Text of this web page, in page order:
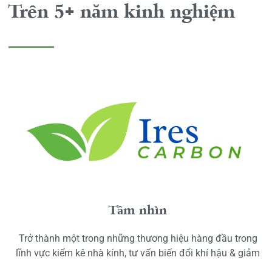
Trên 5+ năm kinh nghiệm
Tầm nhìn
Trở thành một trong những thương hiệu hàng đầu trong
lĩnh vực kiểm kê nhà kính, tư vấn biến đổi khí hậu & giảm